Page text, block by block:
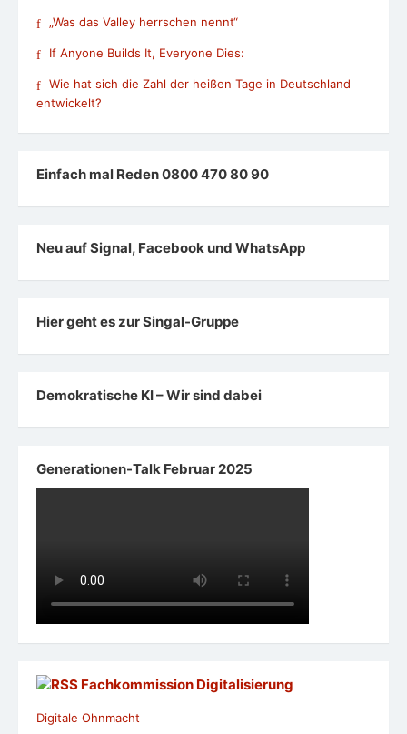
„Was das Valley herrschen nennt“
If Anyone Builds It, Everyone Dies:
Wie hat sich die Zahl der heißen Tage in Deutschland
entwickelt?
Einfach mal Reden 0800 470 80 90
Neu auf Signal, Facebook und WhatsApp
Hier geht es zur Singal-Gruppe
Demokratische KI – Wir sind dabei
Generationen-Talk Februar 2025
Fachkommission Digitalisierung
Digitale Ohnmacht